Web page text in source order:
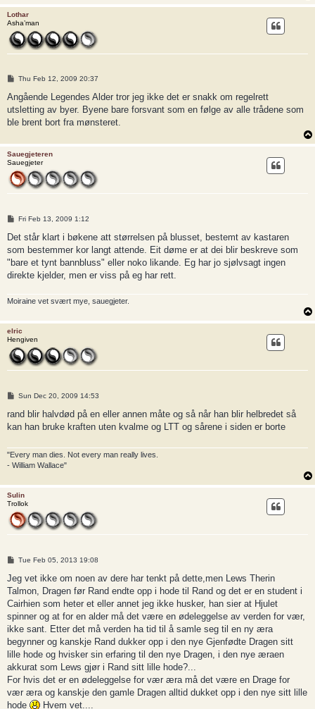
Lothar
Asha’man
P
s
Thu Feb 12, 2009 20:37
Angående Legendes Alder tror jeg ikke det er snakk om regelrett
utsletting av byer. Byene bare forsvant som en følge av alle trådene som
ble brent bort fra mønsteret.
Sauegjeteren
Sauegjeter
P
s
Fri Feb 13, 2009 1:12
Det står klart i bøkene att størrelsen på blusset, bestemt av kastaren
som bestemmer kor langt attende. Eit døme er at dei blir beskreve som
"bare et tynt bannbluss" eller noko likande. Eg har jo sjølvsagt ingen
direkte kjelder, men er viss på eg har rett.
Moiraine vet svært mye, sauegjeter.
elric
Hengiven
P
s
Sun Dec 20, 2009 14:53
rand blir halvdød på en eller annen måte og så når han blir helbredet så
kan han bruke kraften uten kvalme og LTT og sårene i siden er borte
"Every man dies. Not every man really lives.
- William Wallace"
Sulin
Trollok
P
s
Tue Feb 05, 2013 19:08
Jeg vet ikke om noen av dere har tenkt på dette,men Lews Therin
Talmon, Dragen før Rand endte opp i hode til Rand og det er en student i
Cairhien som heter et eller annet jeg ikke husker, han sier at Hjulet
spinner og at for en alder må det være en ødeleggelse av verden for vær,
ikke sant. Etter det må verden ha tid til å samle seg til en ny æra
begynner og kanskje Rand dukker opp i den nye Gjenfødte Dragen sitt
lille hode og hvisker sin erfaring til den nye Dragen, i den nye æraen
akkurat som Lews gjør i Rand sitt lille hode?...
For hvis det er en ødeleggelse for vær æra må det være en Drage for
vær æra og kanskje den gamle Dragen alltid dukket opp i den nye sitt lille
hode
Hvem vet....